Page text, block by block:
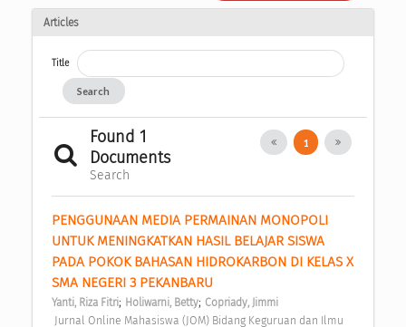
Articles
Title
Search
Found 1
Documents
Search
1
PENGGUNAAN MEDIA PERMAINAN MONOPOLI
UNTUK MENINGKATKAN HASIL BELAJAR SISWA
PADA POKOK BAHASAN HIDROKARBON DI KELAS X
SMA NEGERI 3 PEKANBARU
Yanti, Riza Fitri; Holiwarni, Betty; Copriady, Jimmi